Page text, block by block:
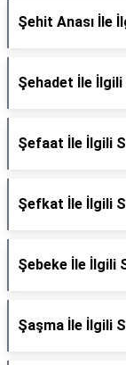
Şehit Anası İle
Şehadet İle
Şefaat İle İlgili
Şefkat İle İlgili
Şebeke İle İlgili
Şaşma İle İlgili